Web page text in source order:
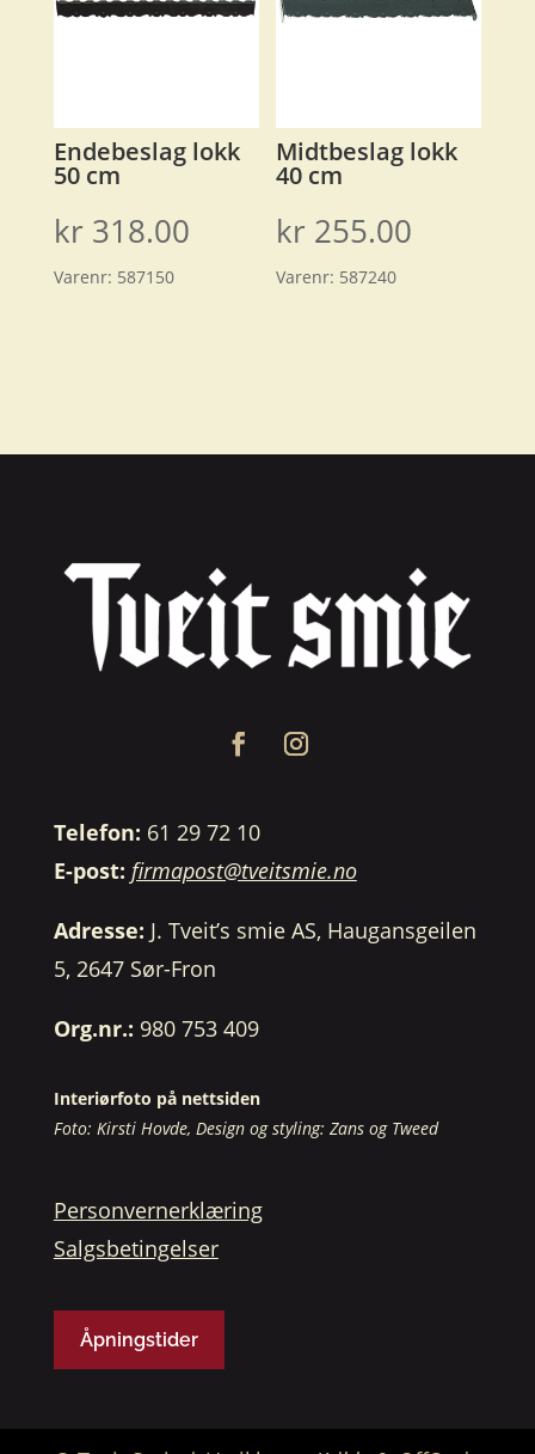
Endebeslag lokk
50 cm
kr 318.00
Varenr: 587150
Midtbeslag lokk
40 cm
kr 255.00
Varenr: 587240
Telefon: 61 29 72 10
E-post: firmapost@tveitsmie.no
Adresse: J. Tveit’s smie AS, Haugansgeilen
5, 2647 Sør-Fron
Org.nr.: 980 753 409
Interiørfoto på nettsiden
Foto: Kirsti Hovde, Design og styling: Zans og Tweed
Personvernerklæring
Salgsbetingelser
Åpningstider